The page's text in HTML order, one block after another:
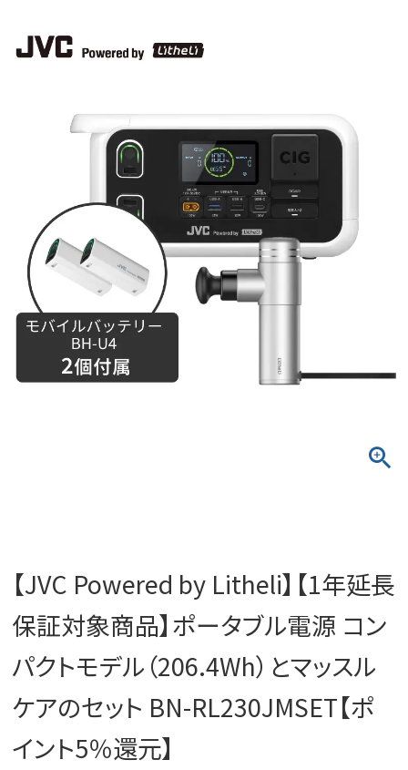
【JVC Powered by Litheli】【1年延長
保証対象商品】ポータブル電源 コン
パクトモデル（206.4Wh）とマッスル
ケアのセット BN-RL230JMSET【ポ
イント5％還元】